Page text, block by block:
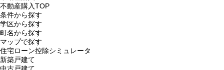
不動産購入TOP
条件から探す
学区から探す
町名から探す
マップで探す
住宅ローン控除シミュレータ
新築戸建て
中古戸建て